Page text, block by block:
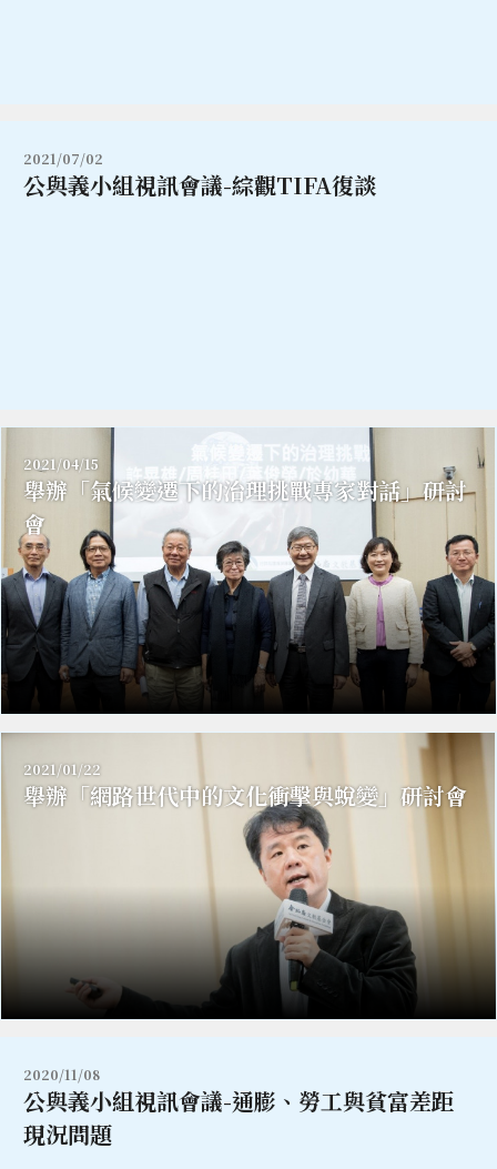
2021/07/02
公與義小組視訊會議-綜觀TIFA復談
2021/04/15
舉辦「氣候變遷下的治理挑戰專家對話」研討
會
2021/01/22
舉辦「網路世代中的文化衝擊與蛻變」研討會
2020/11/08
公與義小組視訊會議-通膨、勞工與貧富差距
現況問題